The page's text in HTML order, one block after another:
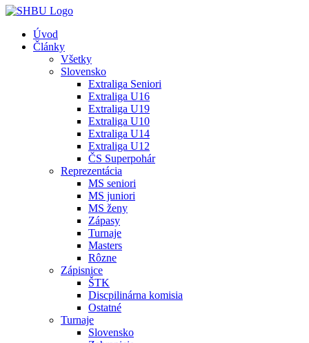
Úvod
Články
Všetky
Slovensko
Extraliga Seniori
Extraliga U16
Extraliga U19
Extraliga U10
Extraliga U14
Extraliga U12
ČS Superpohár
Reprezentácia
MS seniori
MS juniori
MS ženy
Zápasy
Turnaje
Masters
Rôzne
Zápisnice
ŠTK
Discpilinárna komisia
Ostatné
Turnaje
Slovensko